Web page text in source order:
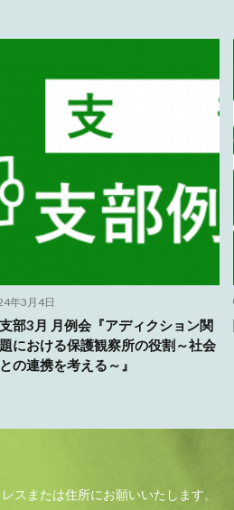
年3月4日
部3月 月例会『アディクション関
における保護観察所の役割～社会
の連携を考える～』
スまたは住所にお願いいたします。